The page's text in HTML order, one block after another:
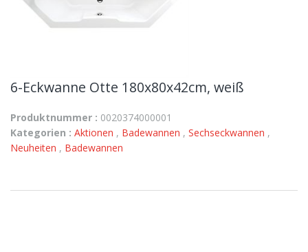
6-Eckwanne Otte 180x80x42cm, weiß
Produktnummer : 0020374000001
Kategorien : Aktionen , Badewannen , Sechseckwannen ,
Neuheiten , Badewannen